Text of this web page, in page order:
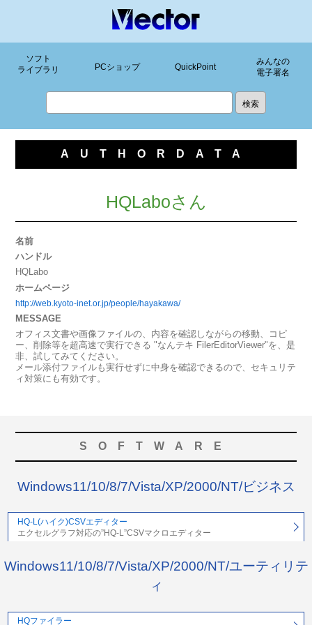
ソフト
ライブラリ
PCショップ QuickPoint
みんなの
電子署名
AUTHORDATA
HQLaboさん
名前
ハンドル
HQLabo
ホームページ
http://web.kyoto-inet.or.jp/people/hayakawa/
MESSAGE
オフィス文書や画像ファイルの、内容を確認しながらの移動、コピ
ー、削除等を超高速で実行できる "なんテキ FilerEditorViewer"を、是
非、試してみてください。
メール添付ファイルも実行せずに中身を確認できるので、セキュリテ
ィ対策にも有効です。
SOFTWARE
Windows11/10/8/7/Vista/XP/2000/NT/ビジネス
HQ-L(ハイク)CSVエディター
エクセルグラフ対応の”HQ-L”CSVマクロエディター
Windows11/10/8/7/Vista/XP/2000/NT/ユーティリテ
ィ
HQファイラー